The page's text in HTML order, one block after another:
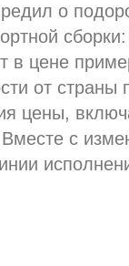
о
в цене
от страны
цены,
с